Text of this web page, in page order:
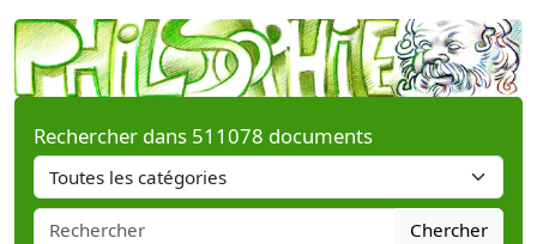
Rechercher dans 511078 documents
Chercher